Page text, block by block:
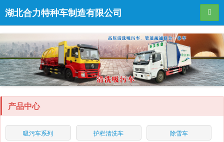
湖北合力特种车制造有限公司 导航
产品中心
吸污车系列 护栏清洗车 除雪车